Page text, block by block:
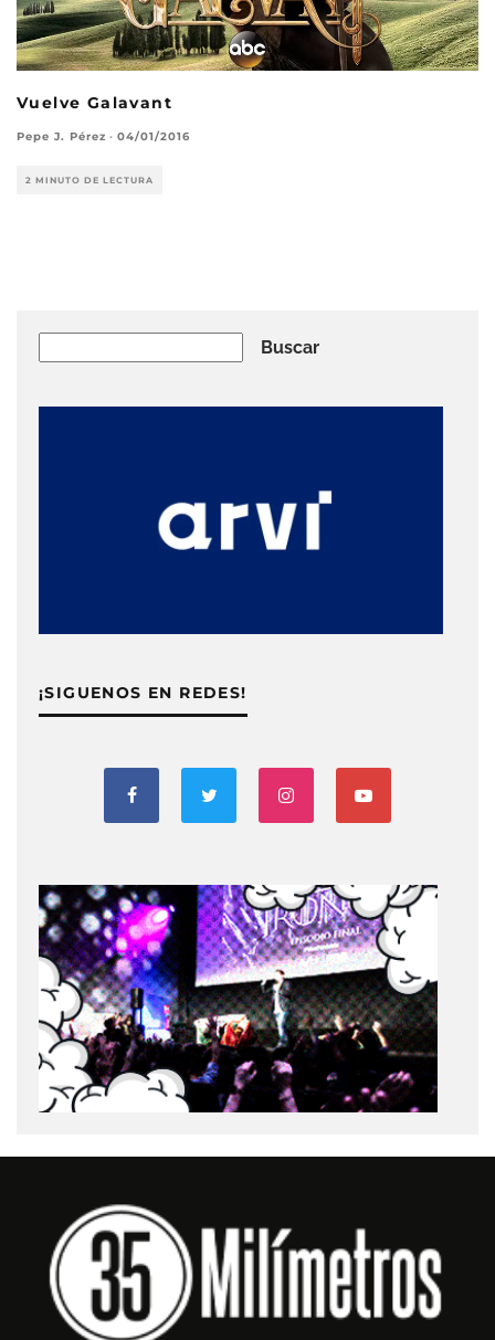
Vuelve Galavant
Pepe J. Pérez · 04/01/2016
2 MINUTO DE LECTURA
Buscar
¡SIGUENOS EN REDES!